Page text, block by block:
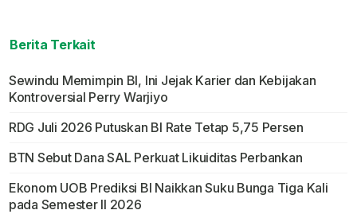
Berita Terkait
Sewindu Memimpin BI, Ini Jejak Karier dan Kebijakan
Kontroversial Perry Warjiyo
RDG Juli 2026 Putuskan BI Rate Tetap 5,75 Persen
BTN Sebut Dana SAL Perkuat Likuiditas Perbankan
Ekonom UOB Prediksi BI Naikkan Suku Bunga Tiga Kali
pada Semester II 2026